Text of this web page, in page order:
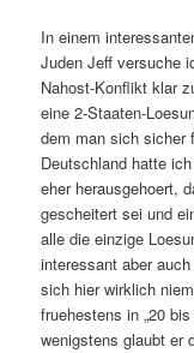
In einem
Juden Jeff versuche
Nahost-Konflikt klar
eine 2-Staaten-
dem man sich sicher
Deutschland hatte
eher herausgehoert,
gescheitert sei und
alle die einzige
interessant aber
sich hier wirklich
fruehestens in „20
wenigstens glaubt er